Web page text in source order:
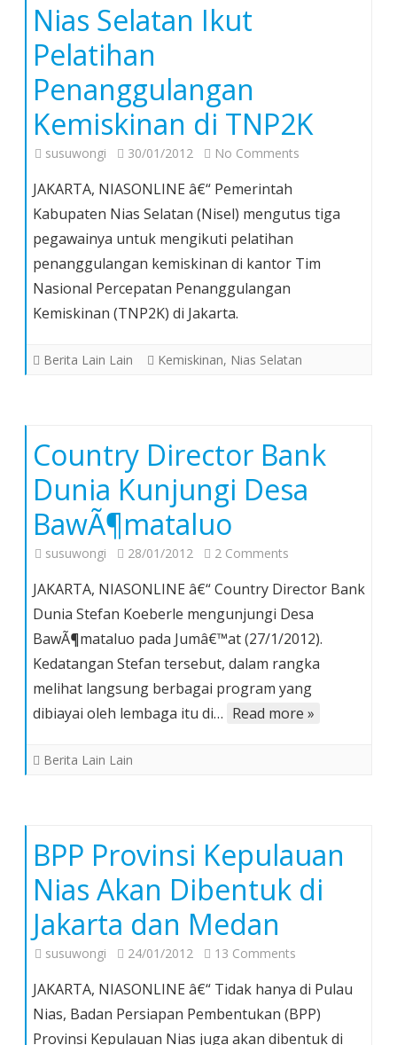
Nias Selatan Ikut
Pelatihan
Penanggulangan
Kemiskinan di TNP2K
susuwongi 30/01/2012 No Comments
Ikut
Penanggulangan
JAKARTA, NIASONLINE â€“ Pemerintah
Kabupaten Nias Selatan (Nisel) mengutus tiga
pegawainya untuk mengikuti pelatihan
penanggulangan kemiskinan di kantor Tim
Nasional Percepatan Penanggulangan
Kemiskinan (TNP2K) di Jakarta.
Berita Lain Lain Kemiskinan, Nias Selatan
Country Director Bank
Dunia Kunjungi Desa
BawÃ¶mataluo
susuwongi 28/01/2012 2 Comments
Director
Bank
Dunia
Kunjungi
Desa
BawÃ¶mataluo
JAKARTA, NIASONLINE â€“ Country Director Bank
Dunia Stefan Koeberle mengunjungi Desa
BawÃ¶mataluo pada Jumâ€™at (27/1/2012).
Kedatangan Stefan tersebut, dalam rangka
melihat langsung berbagai program yang
dibiayai oleh lembaga itu di… Read more »
Berita Lain Lain
BPP Provinsi Kepulauan
Nias Akan Dibentuk di
Jakarta dan Medan
susuwongi 24/01/2012 13 Comments
Provinsi
Kepulauan
Nias
JAKARTA, NIASONLINE â€“ Tidak hanya di Pulau
Nias, Badan Persiapan Pembentukan (BPP)
Provinsi Kepulauan Nias juga akan dibentuk di